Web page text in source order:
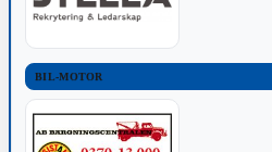
BIL-MOTOR